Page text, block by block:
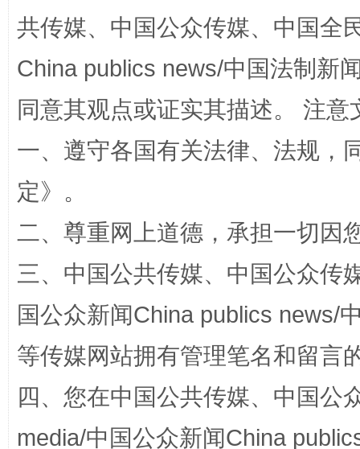
共传媒、中国公众传媒、中国全
China publics news/中国法制新
同意其观点或证实其描述。 注
一、遵守各国有关法律、法规，
定》。
二、尊重网上道德，承担一切因
三、中国公共传媒、中国公众传
国公众新闻China publics news/
等传媒网站拥有管理笔名和留言
四、您在中国公共传媒、中国公
media/中国公众新闻China